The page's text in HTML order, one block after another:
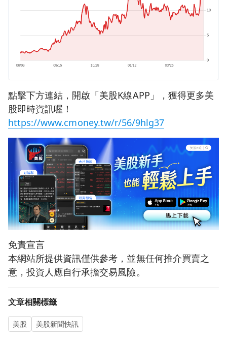
點擊下方連結，開啟「美股K線APP」，獲得更多美
股即時資訊喔！
https://www.cmoney.tw/r/56/9hlg37
免責宣言
本網站所提供資訊僅供參考，並無任何推介買賣之
意，投資人應自行承擔交易風險。
文章相關標籤
美股 美股新聞快訊